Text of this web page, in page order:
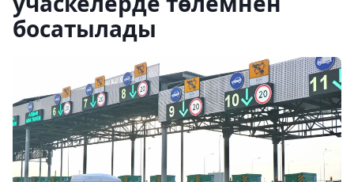
босатылады